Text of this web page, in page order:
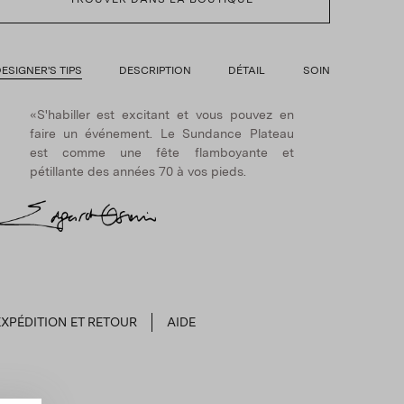
TIPS DESCRIPTION DÉTAIL SOIN
«S'habiller est excitant et vous pouvez en
faire un événement. Le Sundance Plateau
est comme une fête flamboyante et
pétillante des années 70 à vos pieds.
ET RETOUR AIDE